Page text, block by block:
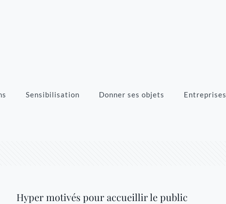
Sensibilisation Donner ses objets Entreprises
Hyper motivés pour accueillir le public